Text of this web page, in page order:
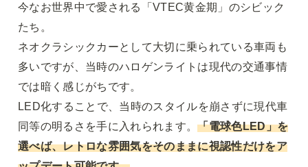
今なお世界中で愛される「VTEC黄金期」のシビック
たち。
ネオクラシックカーとして大切に乗られている車両も
多いですが、当時のハロゲンライトは現代の交通事情
では暗く感じがちです。
LED化することで、当時のスタイルを崩さずに現代車
同等の明るさを手に入れられます。「電球色LED」を
選べば、レトロな雰囲気をそのままに視認性だけをア